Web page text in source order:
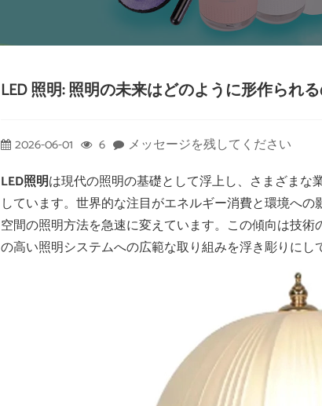
LED 照明: 照明の未来はどのように形作られ
2026-06-01 6
メッセージを残してください
LED照明は現代の照明の基礎として浮上し、さまざま
しています。世界的な注目がエネルギー消費と環境へ
空間の照明方法を急速に変えています。この傾向は技
の高い照明システムへの広範な取り組みを浮き彫りにし